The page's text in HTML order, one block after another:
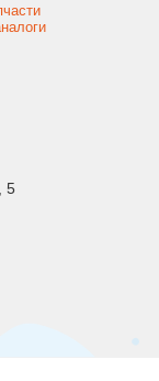
5